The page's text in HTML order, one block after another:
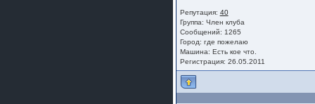
Репутация: 40
Группа: Член клуба
Сообщений: 1265
Город: где пожелаю
Машина: Есть кое что.
Регистрация: 26.05.2011